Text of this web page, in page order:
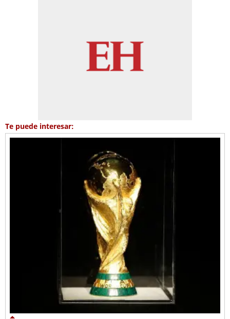
Te puede interesar: